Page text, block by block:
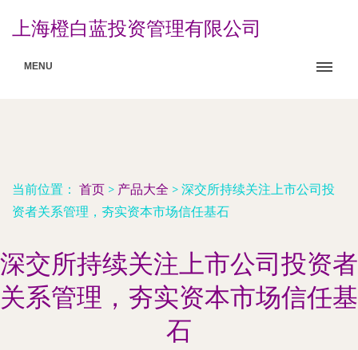
上海橙白蓝投资管理有限公司
MENU
当前位置： 首页 > 产品大全 > 深交所持续关注上市公司投
资者关系管理，夯实资本市场信任基石
深交所持续关注上市公司投资者
关系管理，夯实资本市场信任基
石